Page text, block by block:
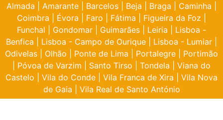
Almada
Amarante Barcelos Beja Braga Caminha
Coimbra
Évora Faro Fátima Figueira da Foz
Funchal
Gondomar Guimarães Leiria
Lisboa -
Benfica
Lisboa - Campo de Ourique Lisboa - Lumiar
Odivelas
Olhão Ponte de Lima Portalegre
Portimão
Póvoa de Varzim Santo Tirso Tondela
Viana do
Castelo
Vila do Conde Vila Franca de Xira
Vila Nova
de Gaia
Vila Real de Santo António